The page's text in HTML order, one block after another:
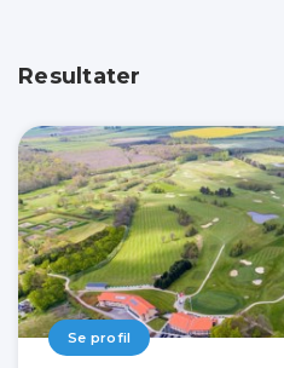
Resultater
Se profil